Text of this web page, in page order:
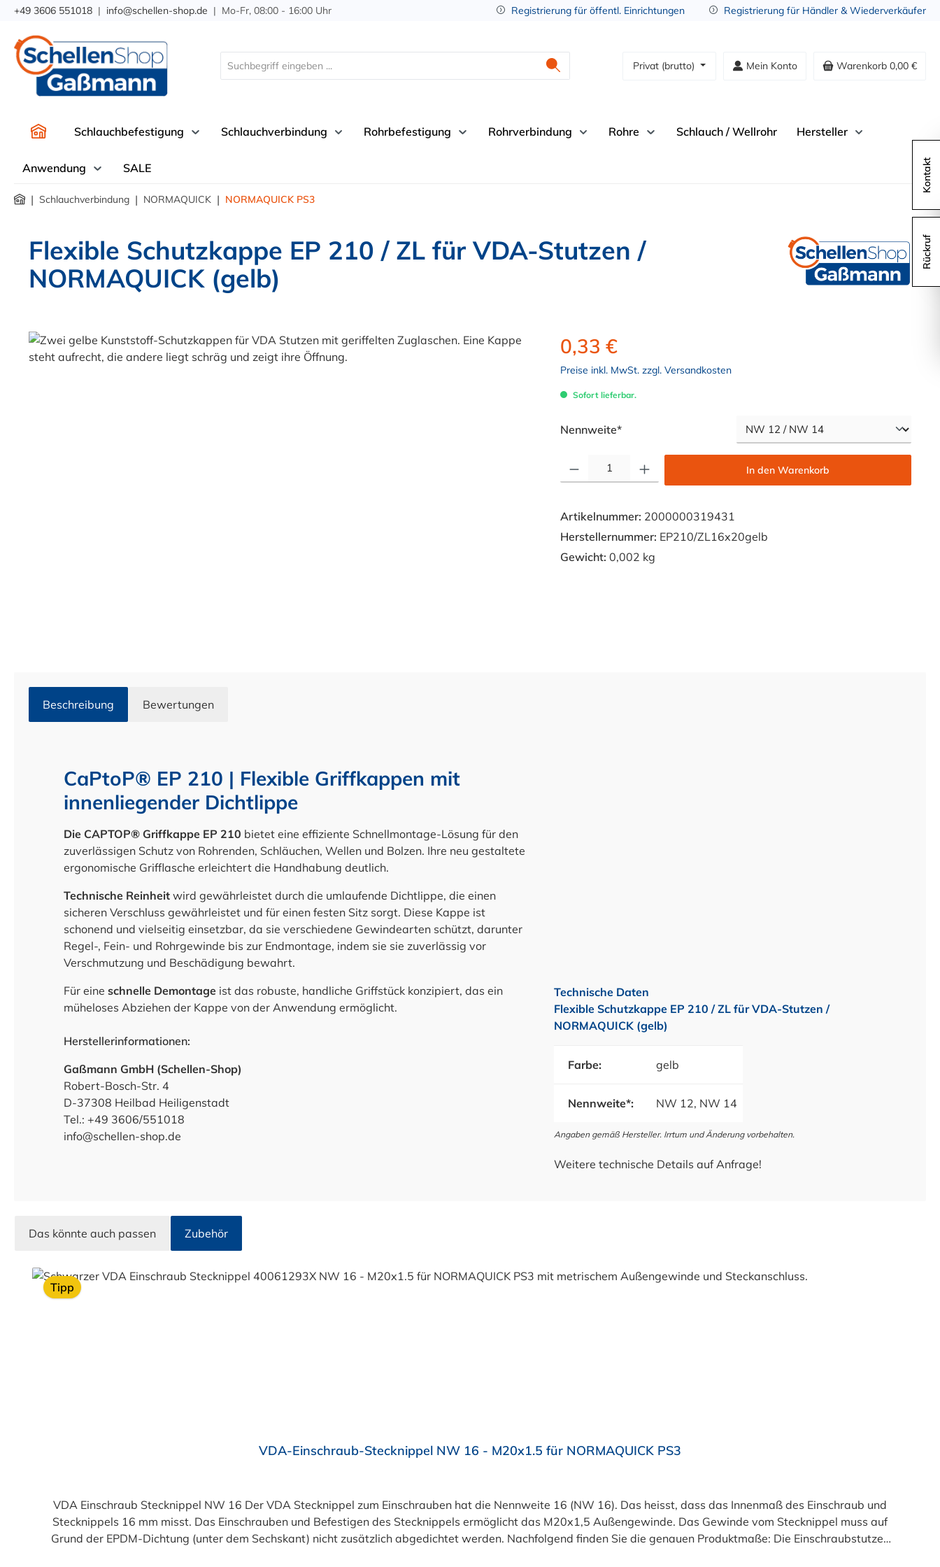
Zur Hauptnavigation springen
+49 3606 551018 | info@schellen-shop.de | Mo-Fr, 08:00 - 16:00 Uhr Registrierung für öffentl. Einrichtungen Registrierung für Händler & Wiederverkäufer
Privat (brutto) Mein Konto Warenkorb 0,00 €
Schlauchbefestigung Schlauchverbindung Rohrbefestigung Rohrverbindung Rohre Schlauch / Wellrohr Hersteller
Anwendung SALE
| Schlauchverbindung | NORMAQUICK | NORMAQUICK PS3
Flexible Schutzkappe EP 210 / ZL für VDA-Stutzen /
NORMAQUICK (gelb)
Bildergalerie überspringen 0,33 €
Preise inkl. MwSt. zzgl. Versandkosten
Sofort lieferbar.
Nennweite*auswählen
In den Warenkorb
Artikelnummer: 2000000319431
Herstellernummer: EP210/ZL16x20gelb
Gewicht: 0,002 kg
Beschreibung Bewertungen
CaPtoP® EP 210 | Flexible Griffkappen mit
innenliegender Dichtlippe
Die CAPTOP® Griffkappe EP 210 bietet eine effiziente Schnellmontage-Lösung für den
zuverlässigen Schutz von Rohrenden, Schläuchen, Wellen und Bolzen. Ihre neu gestaltete
ergonomische Grifflasche erleichtert die Handhabung deutlich.
Technische Reinheit wird gewährleistet durch die umlaufende Dichtlippe, die einen
sicheren Verschluss gewährleistet und für einen festen Sitz sorgt. Diese Kappe ist
schonend und vielseitig einsetzbar, da sie verschiedene Gewindearten schützt, darunter
Regel-, Fein- und Rohrgewinde bis zur Endmontage, indem sie sie zuverlässig vor
Verschmutzung und Beschädigung bewahrt.
Für eine schnelle Demontage ist das robuste, handliche Griffstück konzipiert, das ein
müheloses Abziehen der Kappe von der Anwendung ermöglicht.
Herstellerinformationen:
Gaßmann GmbH (Schellen-Shop)
Robert-Bosch-Str. 4
D-37308 Heilbad Heiligenstadt
Tel.: +49 3606/551018
info@schellen-shop.de
Technische Daten
Flexible Schutzkappe EP 210 / ZL für VDA-Stutzen /
NORMAQUICK (gelb)
Farbe: gelb
Nennweite*: NW 12, NW 14
Angaben gemäß Hersteller. Irrtum und Änderung vorbehalten.
Weitere technische Details auf Anfrage!
Das könnte auch passen Zubehör
Produktgalerie überspringen
Tipp
VDA-Einschraub-Stecknippel NW 16 - M20x1.5 für NORMAQUICK PS3
VDA Einschraub Stecknippel NW 16 Der VDA Stecknippel zum Einschrauben hat die Nennweite 16 (NW 16). Das heisst, dass das Innenmaß des Einschraub und
Stecknippels 16 mm misst. Das Einschrauben und Befestigen des Stecknippels ermöglicht das M20x1,5 Außengewinde. Das Gewinde vom Stecknippel muss auf
Grund der EPDM-Dichtung (unter dem Sechskant) nicht zusätzlich abgedichtet werden. Nachfolgend finden Sie die genauen Produktmaße: Die Einschraubstutzen
Kontakt
Rückruf